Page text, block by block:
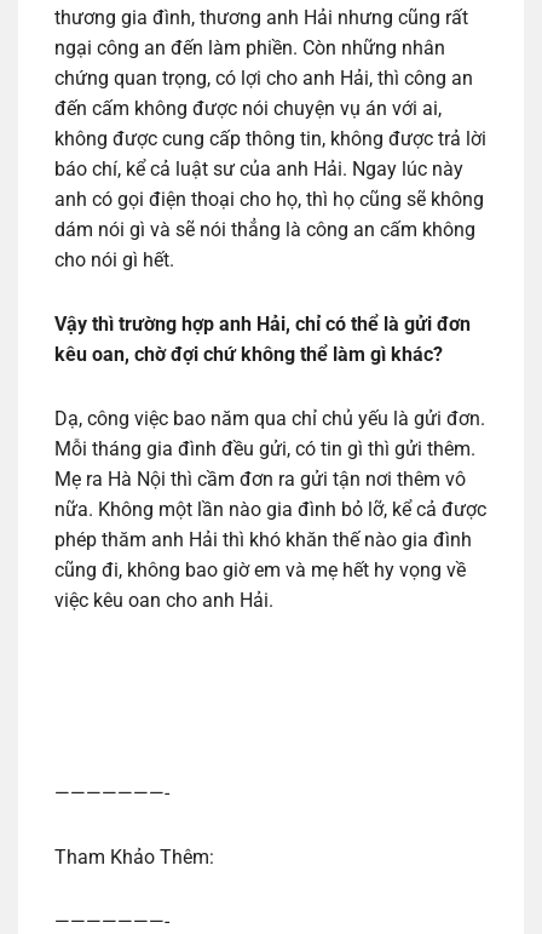
thương gia đình, thương anh Hải nhưng cũng rất
ngại công an đến làm phiền. Còn những nhân
chứng quan trọng, có lợi cho anh Hải, thì công an
đến cấm không được nói chuyện vụ án với ai,
không được cung cấp thông tin, không được trả lời
báo chí, kể cả luật sư của anh Hải. Ngay lúc này
anh có gọi điện thoại cho họ, thì họ cũng sẽ không
dám nói gì và sẽ nói thẳng là công an cấm không
cho nói gì hết.
Vậy thì trường hợp anh Hải, chỉ có thể là gửi đơn
kêu oan, chờ đợi chứ không thể làm gì khác?
Dạ, công việc bao năm qua chỉ chủ yếu là gửi đơn.
Mỗi tháng gia đình đều gửi, có tin gì thì gửi thêm.
Mẹ ra Hà Nội thì cầm đơn ra gửi tận nơi thêm vô
nữa. Không một lần nào gia đình bỏ lỡ, kể cả được
phép thăm anh Hải thì khó khăn thế nào gia đình
cũng đi, không bao giờ em và mẹ hết hy vọng về
việc kêu oan cho anh Hải.
———————-
Tham Khảo Thêm:
———————-